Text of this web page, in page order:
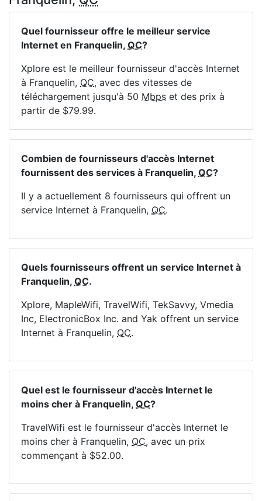
Quel fournisseur offre le meilleur service
Internet en Franquelin, QC?
Xplore est le meilleur fournisseur d'accès Internet
à Franquelin, QC, avec des vitesses de
téléchargement jusqu'à 50 Mbps et des prix à
partir de $79.99.
Combien de fournisseurs d'accès Internet
fournissent des services à Franquelin, QC?
Il y a actuellement 8 fournisseurs qui offrent un
service Internet à Franquelin, QC.
Quels fournisseurs offrent un service Internet à
Franquelin, QC.
Xplore, MapleWifi, TravelWifi, TekSavvy, Vmedia
Inc, ElectronicBox Inc. and Yak offrent un service
Internet à Franquelin, QC.
Quel est le fournisseur d'accès Internet le
moins cher à Franquelin, QC?
TravelWifi est le fournisseur d'accès Internet le
moins cher à Franquelin, QC, avec un prix
commençant à $52.00.